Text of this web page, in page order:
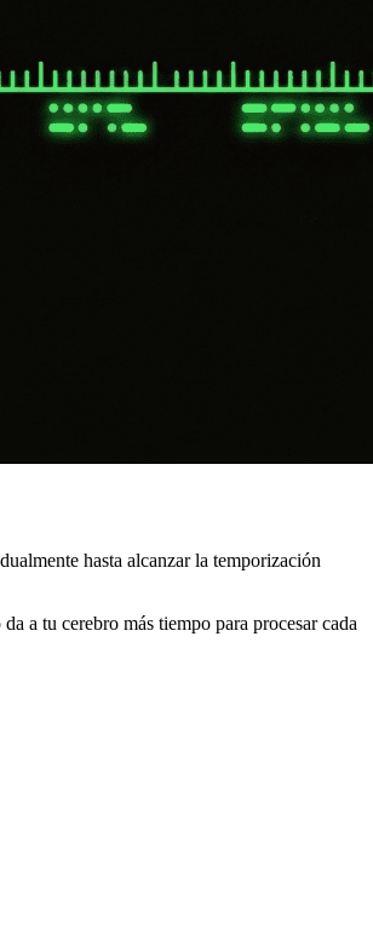
hasta alcanzar la temporización
a tu cerebro más tiempo para procesar cada